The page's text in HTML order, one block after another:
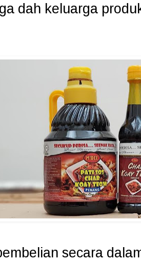
dah keluarga
secara